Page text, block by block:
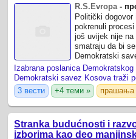
R.S.Evropa-
Politički
pokrenuli
još uvijek nije
smatraju da bi
Demokratski
fokusirati na
Demokratski savez Kosova traži
3 вести
+4 теми » прашања
Stranka budućnosti i
izborima kao deo